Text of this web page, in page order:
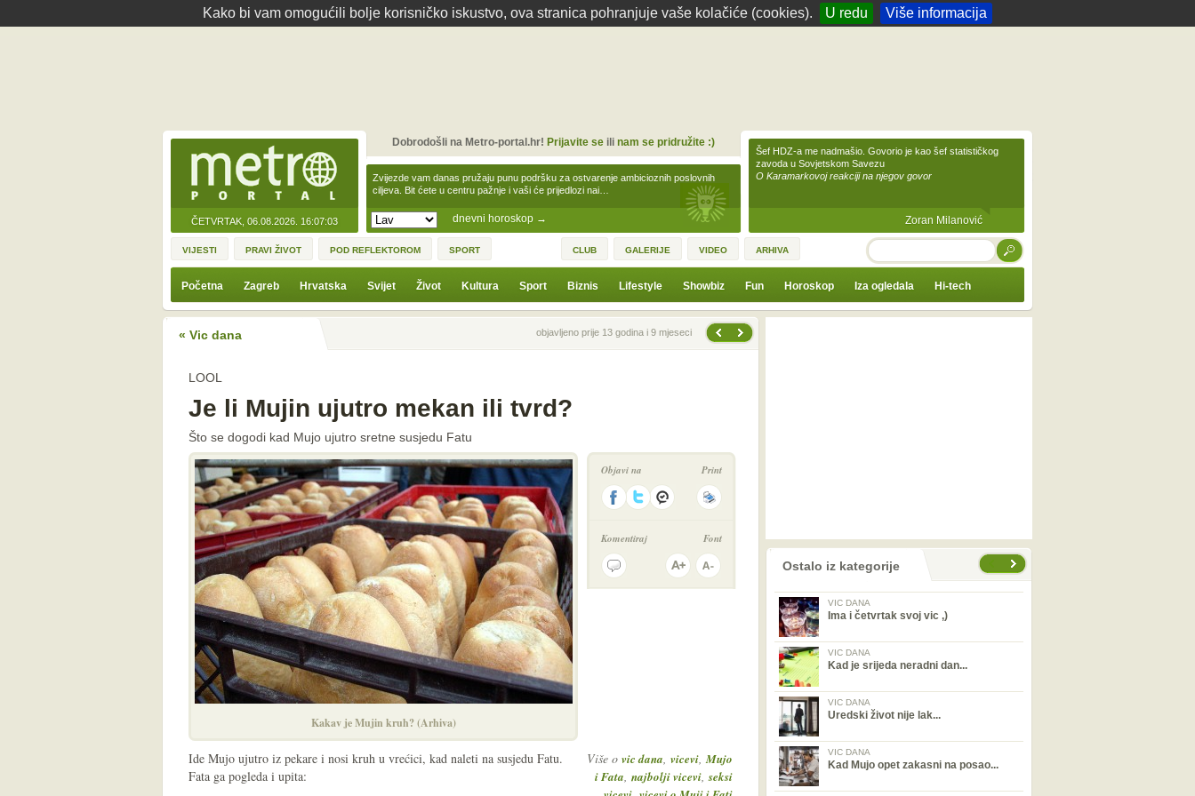
Kako bi vam omogućili bolje korisničko iskustvo, ova stranica pohranjuje vaše kolačiće (cookies). U redu Više informacija
ČETVRTAK, 06.08.2026. 16:07:03 dnevni horoskop →
Zvijezde vam danas pružaju punu podršku za ostvarenje ambicioznih poslovnih
ciljeva. Bit ćete u centru pažnje i vaši će prijedlozi nai…
Dobrodošli na Metro-portal.hr! Prijavite seili nam se pridružite :)
Šef HDZ-a me nadmašio. Govorio je kao šef statističkog
zavoda u Sovjetskom Savezu
O Karamarkovoj reakciji na njegov govor
Zoran Milanović
VIJESTI PRAVI ŽIVOT POD REFLEKTOROM SPORT CLUB GALERIJE VIDEO ARHIVA TRAŽI
Početna Zagreb Hrvatska Svijet Život Kultura Sport Biznis Lifestyle Showbiz Fun Horoskop Iza ogledala Hi-tech
« Vic dana Prethodna vijestobjavljeno prije 13 godina i 9 mjeseci
LOOL
Je li Mujin ujutro mekan ili tvrd?
Što se dogodi kad Mujo ujutro sretne susjedu Fatu
Kakav je Mujin kruh? (Arhiva)
Objavi na Print
Komentiraj Font
Više o vic dana, vicevi,Mujo
i Fata, najbolji vicevi,seksi
Ide Mujo ujutro iz pekare i nosi kruh u vrećici, kad naleti na susjedu Fatu.
Fata ga pogleda i upita:
prethodno Ostalo iz kategorije
VIC DANA
Ima i četvrtak svoj vic ,)
VIC DANA
Kad je srijeda neradni dan...
VIC DANA
Uredski život nije lak...
VIC DANA
Kad Mujo opet zakasni na posao...